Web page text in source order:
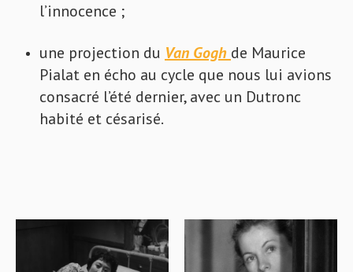
l’innocence ;
une projection du Van Gogh de Maurice
Pialat en écho au cycle que nous lui avions
consacré l’été dernier, avec un Dutronc
habité et césarisé.